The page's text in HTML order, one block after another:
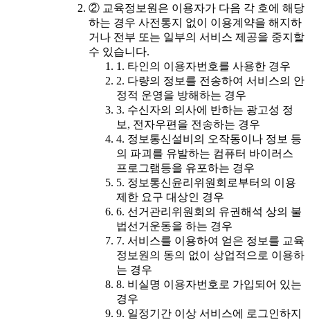
② 교육정보원은 이용자가 다음 각 호에 해당
하는 경우 사전통지 없이 이용계약을 해지하
거나 전부 또는 일부의 서비스 제공을 중지할
수 있습니다.
1. 타인의 이용자번호를 사용한 경우
2. 다량의 정보를 전송하여 서비스의 안
정적 운영을 방해하는 경우
3. 수신자의 의사에 반하는 광고성 정
보, 전자우편을 전송하는 경우
4. 정보통신설비의 오작동이나 정보 등
의 파괴를 유발하는 컴퓨터 바이러스
프로그램등을 유포하는 경우
5. 정보통신윤리위원회로부터의 이용
제한 요구 대상인 경우
6. 선거관리위원회의 유권해석 상의 불
법선거운동을 하는 경우
7. 서비스를 이용하여 얻은 정보를 교육
정보원의 동의 없이 상업적으로 이용하
는 경우
8. 비실명 이용자번호로 가입되어 있는
경우
9. 일정기간 이상 서비스에 로그인하지